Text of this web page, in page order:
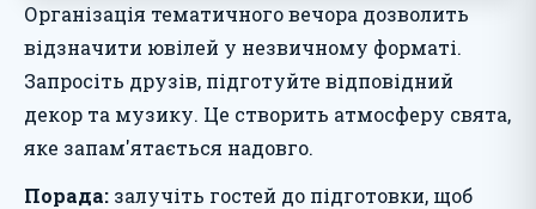
Організація тематичного вечора дозволить
відзначити ювілей у незвичному форматі.
Запросіть друзів, підготуйте відповідний
декор та музику. Це створить атмосферу свята,
яке запам'ятається надовго.
Порада: залучіть гостей до підготовки, щоб